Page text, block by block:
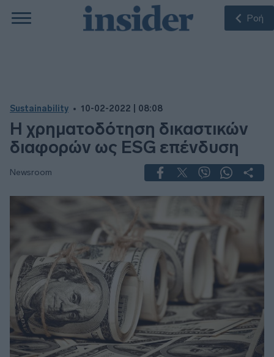
Ροή
Sustainability 10-02-2022 | 08:08
Η χρηματοδότηση δικαστικών
διαφορών ως ESG επένδυση
Newsroom